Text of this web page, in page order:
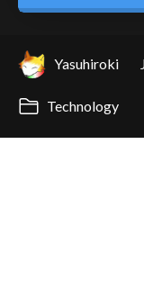
Yasuhiroki
Technology